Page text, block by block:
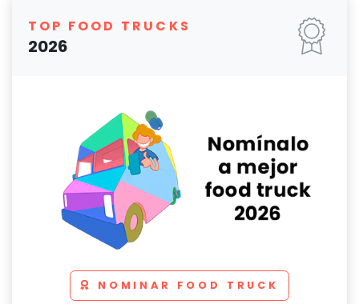
TOP FOOD TRUCKS
2026
NOMINAR FOOD TRUCK